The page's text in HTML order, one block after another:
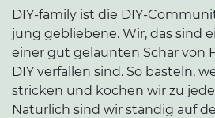
DIY-family ist die DIY-
jung gebliebene. Wir, das sind
einer gut gelaunten Schar von
DIY verfallen sind. So basteln,
stricken und kochen wir zu
Natürlich sind wir ständig auf